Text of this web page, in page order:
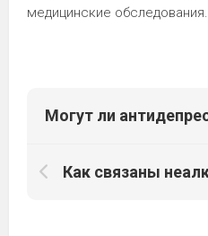
медицинские обследования.